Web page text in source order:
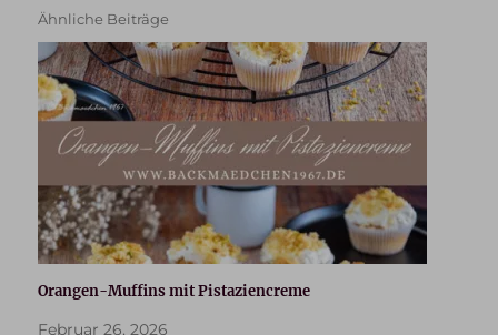
Ähnliche Beiträge
Orangen-Muffins mit Pistaziencreme
Februar 26, 2026